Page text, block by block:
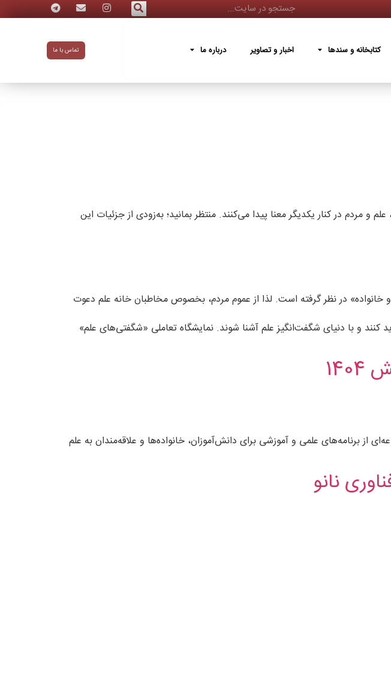
کتابخانه و سندها اخبار و تصاویر درباره ما تماس با ما
و مردم در کنار یکدیگر معنا پیدا می‌کنند. منتظر بمانید؛ به‌زودی از جزئیات این
27 آذر 1404 را روز باز و با عنوان «پژوهش و خانواده» در نظر گرفته است. لذا از عموم مردم، بخصوص مخاطبان خانه علم دعوت
کنند و با دنیای شگفت‌انگیز علم آشنا شوند. نمایشگاه تعاملی «شگفتی‌های علم»
از برنامه‌های علمی و آموزشی برای دانش‌آموزان، خانواده‌ها و علاقه‌مندان به علم
نانو